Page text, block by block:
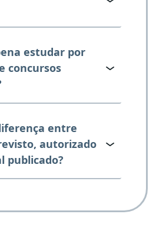
estudar por
concursos
entre
autorizado
publicado?